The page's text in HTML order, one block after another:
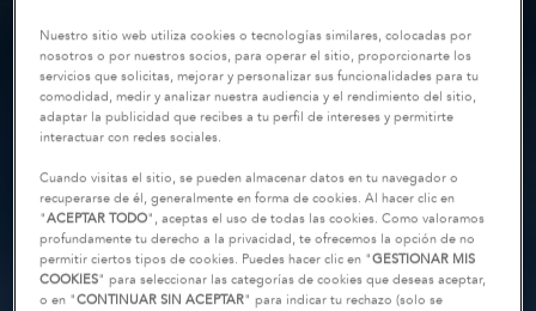
Nuestro sitio web utiliza cookies o tecnologías similares, colocadas por
nosotros o por nuestros socios, para operar el sitio, proporcionarte los
servicios que solicitas, mejorar y personalizar sus funcionalidades para tu
comodidad, medir y analizar nuestra audiencia y el rendimiento del sitio,
adaptar la publicidad que recibes a tu perfil de intereses y permitirte
interactuar con redes sociales.
Cuando visitas el sitio, se pueden almacenar datos en tu navegador o
recuperarse de él, generalmente en forma de cookies. Al hacer clic en
"ACEPTAR TODO", aceptas el uso de todas las cookies. Como valoramos
profundamente tu derecho a la privacidad, te ofrecemos la opción de no
permitir ciertos tipos de cookies. Puedes hacer clic en "GESTIONAR MIS
COOKIES" para seleccionar las categorías de cookies que deseas aceptar,
o en "CONTINUAR SIN ACEPTAR" para indicar tu rechazo (solo se